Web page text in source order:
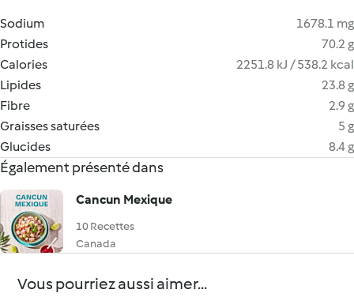
Sodium
1678.1 mg
Protides
70.2 g
Calories
2251.8 kJ / 538.2 kcal
Lipides
23.8 g
Fibre
2.9 g
Graisses saturées
5 g
Glucides
8.4 g
Également présenté dans
Cancun Mexique
10 Recettes
Canada
Vous pourriez aussi aimer...